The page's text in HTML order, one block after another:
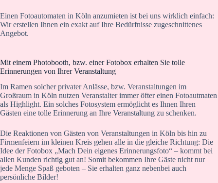
Einen Fotoautomaten in Köln anzumieten ist bei uns wirklich einfach:
Wir erstellen Ihnen ein exakt auf Ihre Bedürfnisse zugeschnittenes
Angebot.
Mit einem Photobooth, bzw. einer Fotobox erhalten Sie tolle
Erinnerungen von Ihrer Veranstaltung
Im Ramen solcher privater Anlässe, bzw. Veranstaltungen im
Großraum in Köln nutzen Veranstalter immer öfter einen Fotoautmaten
als Highlight. Ein solches Fotosystem ermöglicht es Ihnen Ihren
Gästen eine tolle Erinnerung an Ihre Veranstaltung zu schenken.
Die Reaktionen von Gästen von Veranstaltungen in Köln bis hin zu
Firmenfeiern im kleinen Kreis gehen alle in die gleiche Richtung: Die
Idee der Fotobox „Mach Dein eigenes Erinnerungsfoto“ – kommt bei
allen Kunden richtig gut an! Somit bekommen Ihre Gäste nicht nur
jede Menge Spaß geboten – Sie erhalten ganz nebenbei auch
persönliche Bilder!